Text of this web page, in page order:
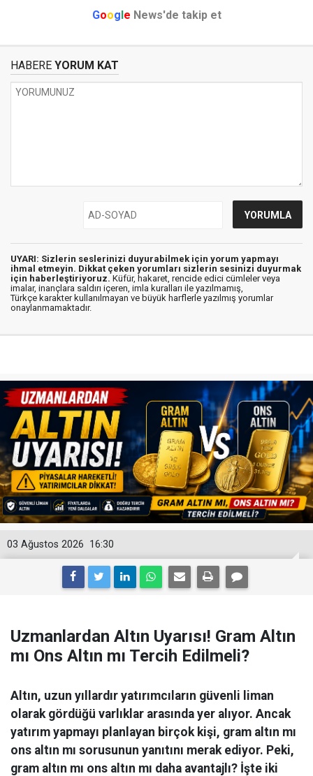
Google News'de takip et
HABERE YORUM KAT
UYARI: Sizlerin seslerinizi duyurabilmek için yorum yapmayı
ihmal etmeyin. Dikkat çeken yorumları sizlerin sesinizi duyurmak
için haberleştiriyoruz. Küfür, hakaret, rencide edici cümleler veya
imalar, inançlara saldırı içeren, imla kuralları ile yazılmamış,
Türkçe karakter kullanılmayan ve büyük harflerle yazılmış yorumlar
onaylanmamaktadır.
16:30
03 Ağustos 2026
Uzmanlardan Altın Uyarısı! Gram Altın
mı Ons Altın mı Tercih Edilmeli?
Altın, uzun yıllardır yatırımcıların güvenli liman
olarak gördüğü varlıklar arasında yer alıyor. Ancak
yatırım yapmayı planlayan birçok kişi, gram altın mı
ons altın mı sorusunun yanıtını merak ediyor. Peki,
gram altın mı ons altın mı daha avantajlı? İşte iki